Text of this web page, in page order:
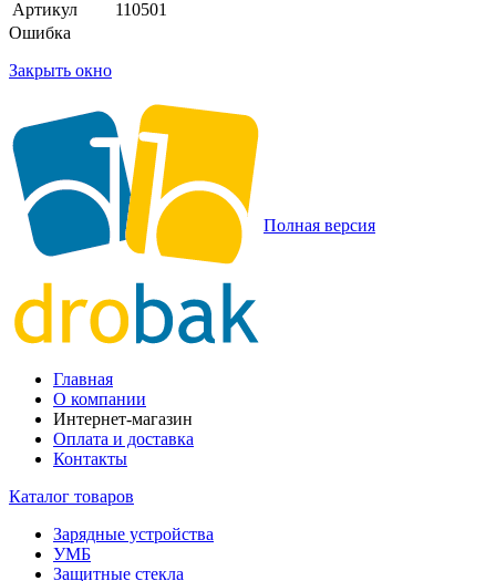
Артикул
110501
Ошибка
Закрыть окно
Полная версия
Главная
О компании
Интернет-магазин
Оплата и доставка
Контакты
Каталог товаров
Зарядные устройства
УМБ
Защитные стекла